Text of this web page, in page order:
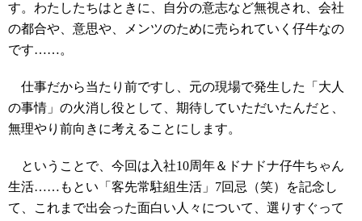
す。わたしたちはときに、自分の意志など無視され、会社
の都合や、意思や、メンツのために売られていく仔牛なの
です……。
仕事だから当たり前ですし、元の現場で発生した「大人
の事情」の火消し役として、期待していただいたんだと、
無理やり前向きに考えることにします。
ということで、今回は入社10周年＆ドナドナ仔牛ちゃん
生活……もとい「客先常駐組生活」7回忌（笑）を記念し
て、これまで出会った面白い人々について、選りすぐって